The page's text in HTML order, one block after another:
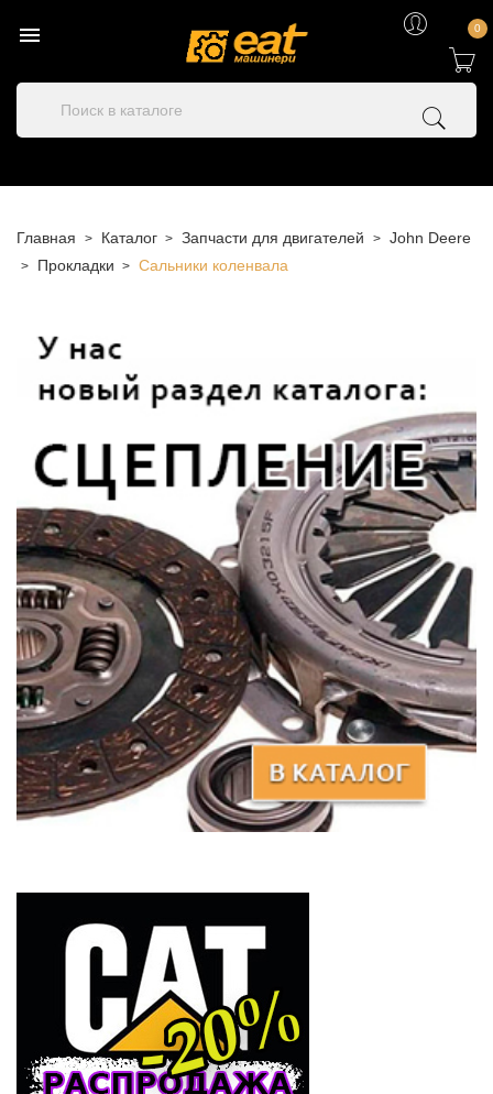
 0
Главная Каталог Запчасти для двигателей
John Deere
Прокладки
Сальники коленвала